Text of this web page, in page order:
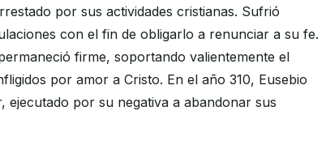
por sus actividades cristianas. Sufrió
con el fin de obligarlo a renunciar a su fe.
firme, soportando valientemente el
por amor a Cristo. En el año 310, Eusebio
ejecutado por su negativa a abandonar sus